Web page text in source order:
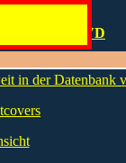
DVD
in der Datenbank